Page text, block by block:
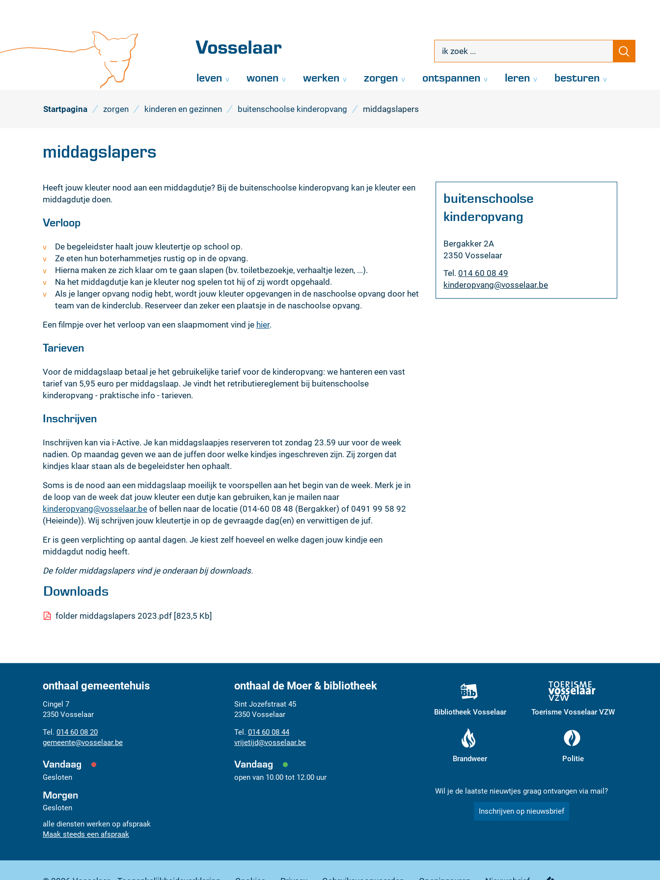
Vosselaar
zoek
leven wonen werken zorgen ontspannen leren besturen
Startpagina zorgen kinderen en gezinnen buitenschoolse kinderopvang middagslapers
middagslapers
Heeft jouw kleuter nood aan een middagdutje? Bij de buitenschoolse kinderopvang kan je kleuter een
middagdutje doen.
Verloop
De begeleidster haalt jouw kleutertje op school op.
Ze eten hun boterhammetjes rustig op in de opvang.
Hierna maken ze zich klaar om te gaan slapen (bv. toiletbezoekje, verhaaltje lezen, ...).
Na het middagdutje kan je kleuter nog spelen tot hij of zij wordt opgehaald.
Als je langer opvang nodig hebt, wordt jouw kleuter opgevangen in de naschoolse opvang door het
team van de kinderclub. Reserveer dan zeker een plaatsje in de naschoolse opvang.
Een filmpje over het verloop van een slaapmoment vind je hier.
Tarieven
Voor de middagslaap betaal je het gebruikelijke tarief voor de kinderopvang: we hanteren een vast
tarief van 5,95 euro per middagslaap. Je vindt het retributiereglement bij buitenschoolse
kinderopvang - praktische info - tarieven.
Inschrijven
Inschrijven kan via i-Active. Je kan middagslaapjes reserveren tot zondag 23.59 uur voor de week
nadien. Op maandag geven we aan de juffen door welke kindjes ingeschreven zijn. Zij zorgen dat
kindjes klaar staan als de begeleidster hen ophaalt.
Soms is de nood aan een middagslaap moeilijk te voorspellen aan het begin van de week. Merk je in
de loop van de week dat jouw kleuter een dutje kan gebruiken, kan je mailen naar
kinderopvang@vosselaar.be of bellen naar de locatie (014-60 08 48 (Bergakker) of 0491 99 58 92
(Heieinde)). Wij schrijven jouw kleutertje in op de gevraagde dag(en) en verwittigen de juf.
Er is geen verplichting op aantal dagen. Je kiest zelf hoeveel en welke dagen jouw kindje een
middagdut nodig heeft.
De folder middagslapers vind je onderaan bij downloads.
Downloads
folder middagslapers 2023.pdf 823,5 Kb
Contact
buitenschoolse
kinderopvang
Adres
Bergakker 2A
,2350 Vosselaar
Tel. 014 60 08 49
E-
mail
kinderopvang@vosselaar.be
onthaal gemeentehuis
Adres
Cingel 7
2350 Vosselaar
Tel.
014 60 08 20
E-
mail
gemeente@vosselaar.be
Vandaag
Gesloten
Morgen
Gesloten
alle diensten werken op afspraak
Maak steeds een afspraak
onthaal de Moer & bibliotheek
Adres
Sint Jozefstraat 45
2350 Vosselaar
Tel.
014 60 08 44
E-
mail
vrijetijd@vosselaar.be
Vandaag
open van 10.00 tot 12.00 uur
Bibliotheek Vosselaar Toerisme Vosselaar VZW
Brandweer Politie
Wil je de laatste nieuwtjes graag ontvangen via mail?
Inschrijven op nieuwsbrief